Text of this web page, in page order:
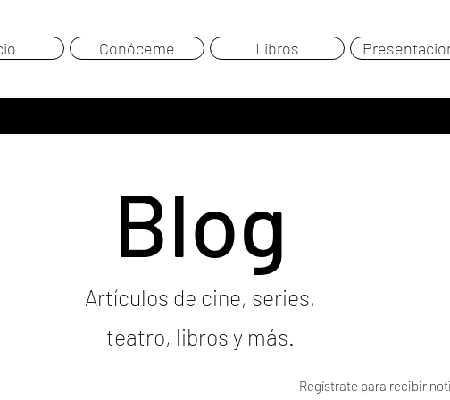
Conóceme Libros
Blog
Artículos de cine, series,
teatro, libros y más.
Regístrate para recibir